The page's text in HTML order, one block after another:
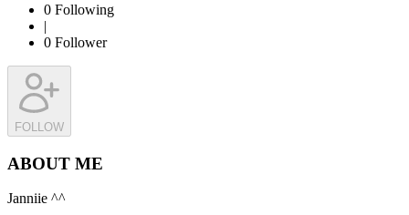
0 Following
|
0 Follower
FOLLOW
ABOUT ME
Janniie ^^